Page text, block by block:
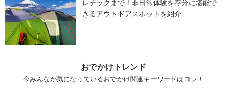
レチックまで！非日常体験を存分に堪能で
きるアウトドアスポットを紹介
おでかけトレンド
今みんなが気になっているおでかけ関連キーワードはコレ！